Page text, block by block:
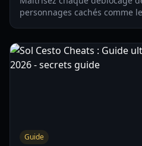
personnages cachés comme
Guide